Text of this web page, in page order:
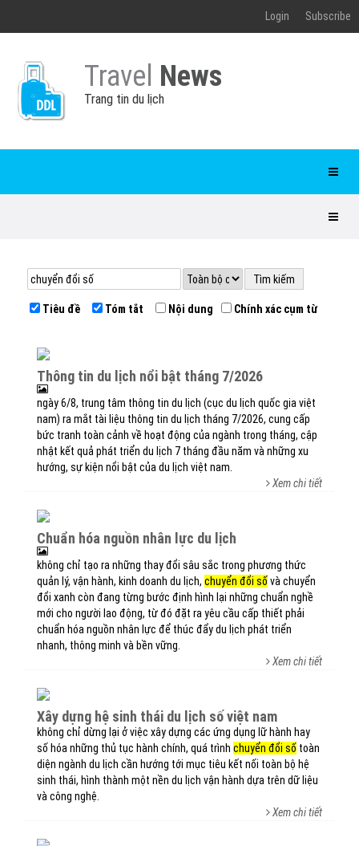
Login Subscribe
Travel News
Trang tin du lịch
Tiêu đề Tóm tắt Nội dung Chính xác cụm từ
thông tin du lịch nổi bật tháng 7/2026
ngày 6/8, trung tâm thông tin du lịch (cục du lịch quốc gia việt
nam) ra mắt tài liệu thông tin du lịch tháng 7/2026, cung cấp
bức tranh toàn cảnh về hoạt động của ngành trong tháng, cập
nhật kết quả phát triển du lịch 7 tháng đầu năm và những xu
hướng, sự kiện nổi bật của du lịch việt nam.
Xem chi tiết
chuẩn hóa nguồn nhân lực du lịch
không chỉ tạo ra những thay đổi sâu sắc trong phương thức
quản lý, vận hành, kinh doanh du lịch, chuyển đổi số và chuyển
đổi xanh còn đang từng bước định hình lại những chuẩn nghề
mới cho người lao động, từ đó đặt ra yêu cầu cấp thiết phải
chuẩn hóa nguồn nhân lực để thúc đẩy du lịch phát triển
nhanh, thông minh và bền vững.
Xem chi tiết
xây dựng hệ sinh thái du lịch số việt nam
không chỉ dừng lại ở việc xây dựng các ứng dụng lữ hành hay
số hóa những thủ tục hành chính, quá trình chuyển đổi số toàn
diện ngành du lịch cần hướng tới mục tiêu kết nối toàn bộ hệ
sinh thái, hình thành một nền du lịch vận hành dựa trên dữ liệu
và công nghệ.
Xem chi tiết